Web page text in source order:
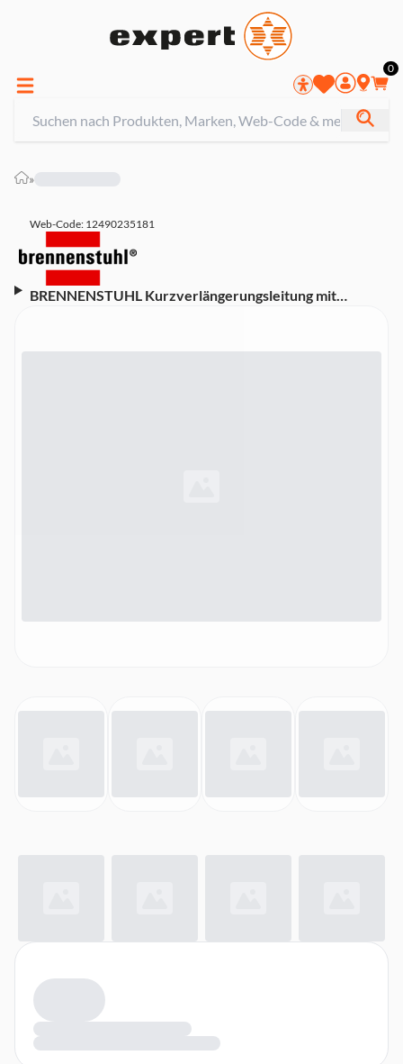
0
»
Web-Code: 12490235181
BRENNENSTUHL Kurzverlängerungsleitung mit